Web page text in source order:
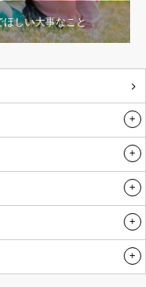
ほしい大事なこと